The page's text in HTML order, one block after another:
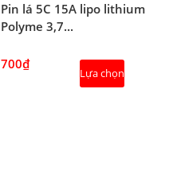
Pin lá 5C 15A lipo lithium
Polyme 3,7...
700₫
Lựa chọn